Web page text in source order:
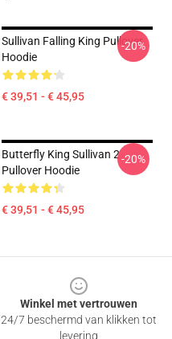
Sullivan Falling King Pullover
Hoodie
€ 39,51 - € 45,95
-20%
Butterfly King Sullivan 2
Pullover Hoodie
€ 39,51 - € 45,95
-20%
Winkel met vertrouwen
24/7 beschermd van klikken tot
levering